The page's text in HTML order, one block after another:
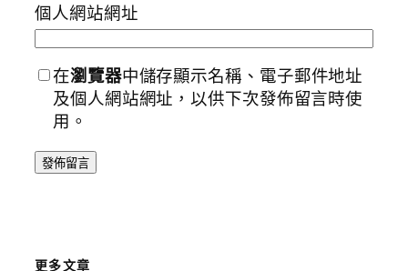
個人網站網址
在瀏覽器中儲存顯示名稱、電子郵件地址
及個人網站網址，以供下次發佈留言時使
用。
更多文章